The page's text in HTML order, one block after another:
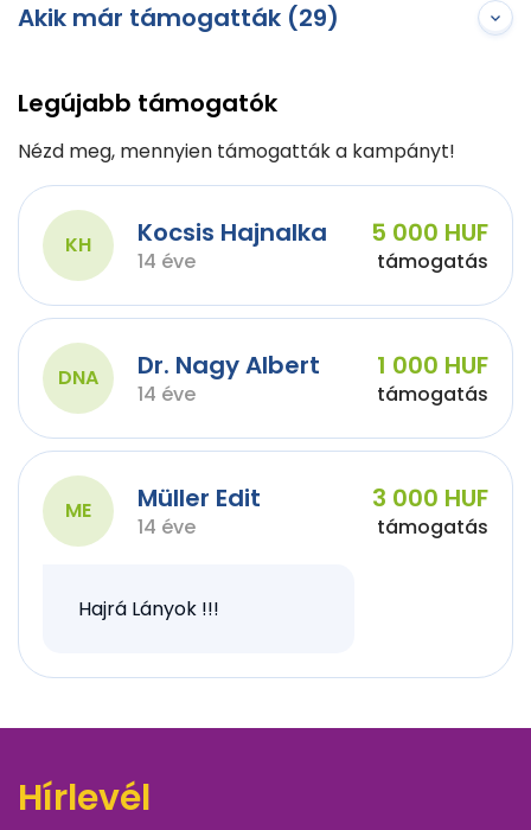
Akik már támogatták (29)
Legújabb támogatók
Nézd meg, mennyien támogatták a kampányt!
KH Kocsis Hajnalka
14 éve
5 000 HUF
támogatás
DNA Dr. Nagy Albert
14 éve
1 000 HUF
támogatás
ME Müller Edit
14 éve
3 000 HUF
támogatás
Hajrá Lányok !!!
Hírlevél